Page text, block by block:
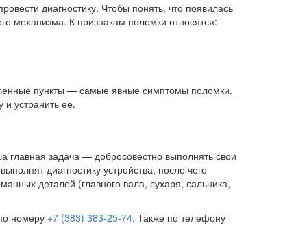
диагностику. Чтобы понять, что появилась
механизма. К признакам поломки относятся:
пункты — самые явные симптомы поломки.
устранить ее.
задача — добросовестно выполнять свои
диагностику устройства, после чего
деталей (главного вала, сухаря, сальника,
номеру +7 (383) 383-25-74. Также по телефону